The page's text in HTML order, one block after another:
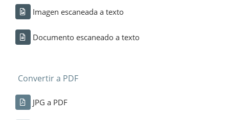
Imagen escaneada a texto
Documento escaneado a texto
Convertir a PDF
JPG a PDF